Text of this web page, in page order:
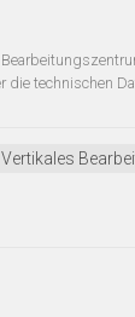
die technischen
Vertikales